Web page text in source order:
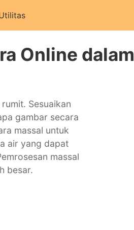
Online dalam
Sesuaikan
gambar secara
massal untuk
air yang dapat
massal
besar.